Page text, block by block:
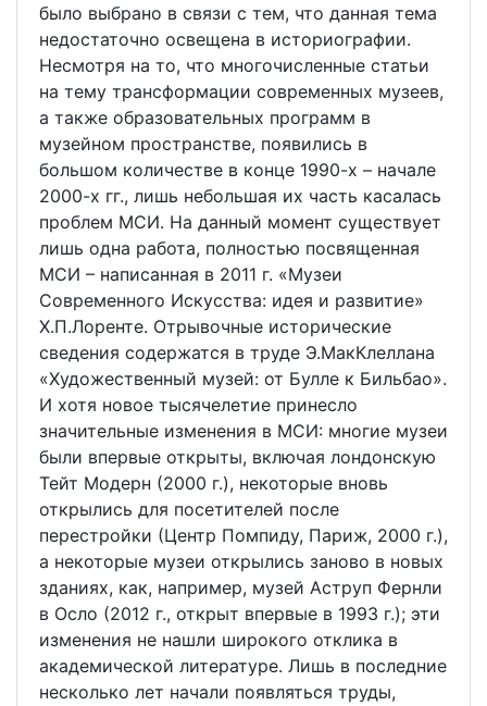
было выбрано в связи с тем, что данная тема
недостаточно освещена в историографии.
Несмотря на то, что многочисленные статьи
на тему трансформации современных музеев,
а также образовательных программ в
музейном пространстве, появились в
большом количестве в конце 1990-х – начале
2000-х гг., лишь небольшая их часть касалась
проблем МСИ. На данный момент существует
лишь одна работа, полностью посвященная
МСИ – написанная в 2011 г. «Музеи
Современного Искусства: идея и развитие»
Х.П.Лоренте. Отрывочные исторические
сведения содержатся в труде Э.МакКлеллана
«Художественный музей: от Булле к Бильбао».
И хотя новое тысячелетие принесло
значительные изменения в МСИ: многие музеи
были впервые открыты, включая лондонскую
Тейт Модерн (2000 г.), некоторые вновь
открылись для посетителей после
перестройки (Центр Помпиду, Париж, 2000 г.),
а некоторые музеи открылись заново в новых
зданиях, как, например, музей Аструп Фернли
в Осло (2012 г., открыт впервые в 1993 г.); эти
изменения не нашли широкого отклика в
академической литературе. Лишь в последние
несколько лет начали появляться труды,